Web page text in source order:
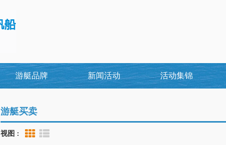
游艇品牌 新闻活动 活动集锦
游艇买卖
视图 : Grid View